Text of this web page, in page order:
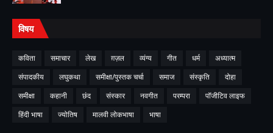
विषय
कविता समाचार लेख ग़ज़ल व्यंग्य गीत धर्म
अध्यात्म
संपादकीय
लघुकथा समीक्षा/पुस्तक चर्चा समाज संस्कृति
दोहा
समीक्षा
कहानी छंद संस्कार नवगीत परम्परा
पॉजीटिव लाइफ
हिंदी भाषा
ज्योतिष मालवी लोकभाषा भाषा